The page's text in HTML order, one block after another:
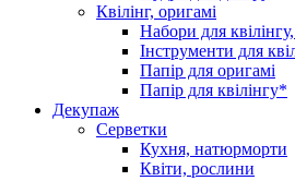
Квілінг, оригамі
Набори для
Інструменти для
Папір для оригамі
Папір для квілінгу*
Декупаж
Серветки
Кухня, натюрморти
Квіти, рослини